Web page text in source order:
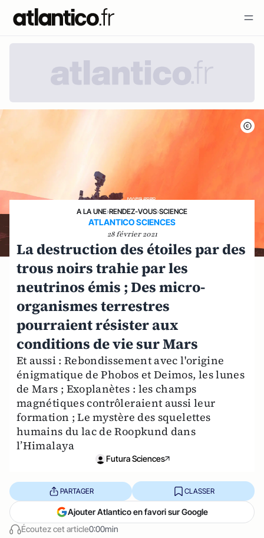
A LA UNE›RENDEZ-VOUS›SCIENCE
ATLANTICO SCIENCES
28 février 2021
La destruction des étoiles par des
trous noirs trahie par les
neutrinos émis ; Des micro-
organismes terrestres
pourraient résister aux
conditions de vie sur Mars
Et aussi : Rebondissement avec l'origine
énigmatique de Phobos et Deimos, les lunes
de Mars ; Exoplanètes : les champs
magnétiques contrôleraient aussi leur
formation ; Le mystère des squelettes
humains du lac de Roopkund dans
l’Himalaya
Futura Sciences
Écoutez cet article0:00min
PARTAGER CLASSER
Ajouter Atlantico en favori sur Google